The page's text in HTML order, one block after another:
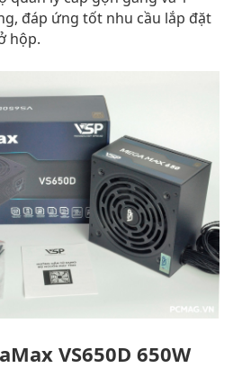
đáp ứng tốt nhu cầu lắp đặt
hộp.
VS650D 650W